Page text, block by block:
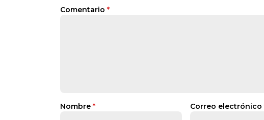
Comentario *
Nombre * Correo electrónico